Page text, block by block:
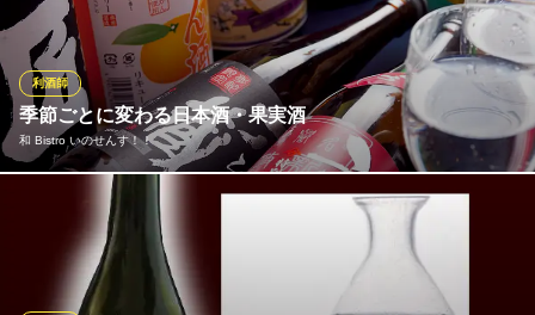
季節ごとに変わる日本酒・果実酒
和 Bistro いのせんす！！
利酒師
しぼりたて、生酒、ひやおろし…等、利酒師夫婦が季節にあわせ
たお酒をセレクトしています。日本酒だけでなく、旬のフルーツ
を使用した果実酒を取り入れるなど、幅広いニーズにお応えしま